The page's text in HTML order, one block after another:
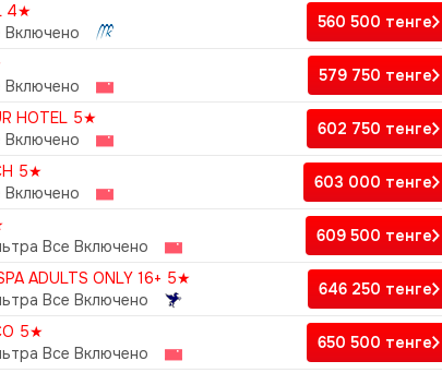
4★
Включено
560 500 тенге
Включено
579 750 тенге
HOTEL 5★
Включено
602 750 тенге
5★
Включено
603 000 тенге
Все Включено
609 500 тенге
ADULTS ONLY 16+ 5★
Все Включено
646 250 тенге
5★
Все Включено
650 500 тенге